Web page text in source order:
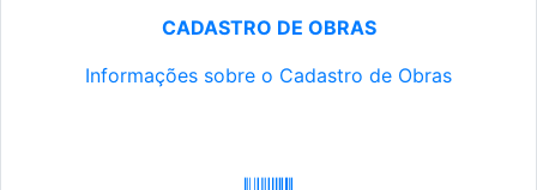
CADASTRO DE OBRAS
Informações sobre o Cadastro de Obras